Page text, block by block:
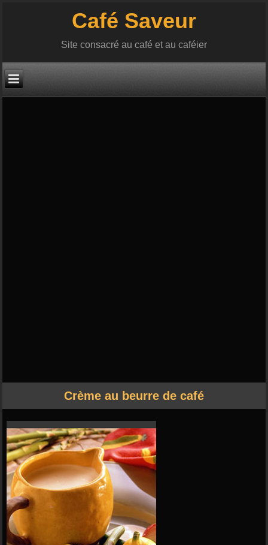
Café Saveur
Site consacré au café et au caféier
Crème au beurre de café